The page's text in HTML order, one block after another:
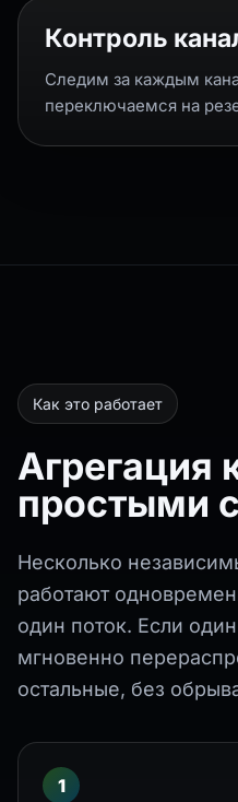
Контроль
Следим за каждым
переключаемся на
Как это работает
Агрегация
простыми
Несколько
работают
один поток. Если
мгновенно
остальные, без